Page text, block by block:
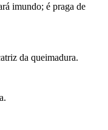
imundo; é praga de
da queimadura.